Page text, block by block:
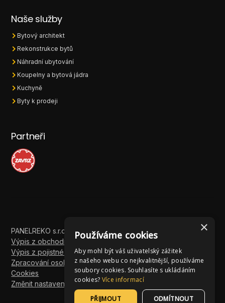
Naše služby
Bytový architekt
Rekonstrukce bytů
Náhradní ubytování
Koupelny a bytová jádra
Kuchyně
Byty k prodeji
Partneři
Výpis z obchodního rejstříku
Výpis z pojistné smlouvy
Zpracování osobních údajů
Cookies
Změnit nastavení cookies
PANELREKO s.r.o. ©2026 - Všechna práva vyhrazena ×
Používáme cookies
Aby mohl být váš uživatelský zážitek
z našeho webu co nejkvalitnější, používáme
soubory cookies. Souhlasíte s ukládáním
cookies? Více informací
PŘIJMOUT ODMÍTNOUT